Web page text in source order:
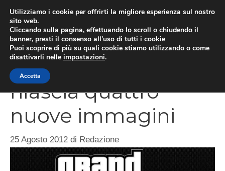
contenuto
GTA 5, Rockstar
rilascia quattro
nuove immagini
25 Agosto 2012 di Redazione
Utilizziamo i cookie per offrirti la migliore esperienza sul nostro
sito web.
Cliccando sulla pagina, effettuando lo scroll o chiudendo il
banner, presti il consenso all’uso di tutti i cookie
Puoi scoprire di più su quali cookie stiamo utilizzando o come
disattivarli nelle impostazioni.
Accetta